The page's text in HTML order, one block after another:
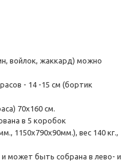
войлок, жаккард) можно
- 14 -15 см (бортик
70х160 см.
в 5 коробок
1150х790х90мм.), вес 140 кг.,
может быть собрана в лево- и